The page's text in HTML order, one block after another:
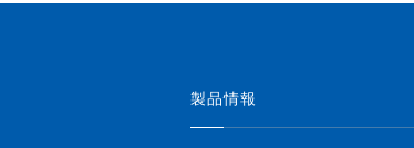
製品情報